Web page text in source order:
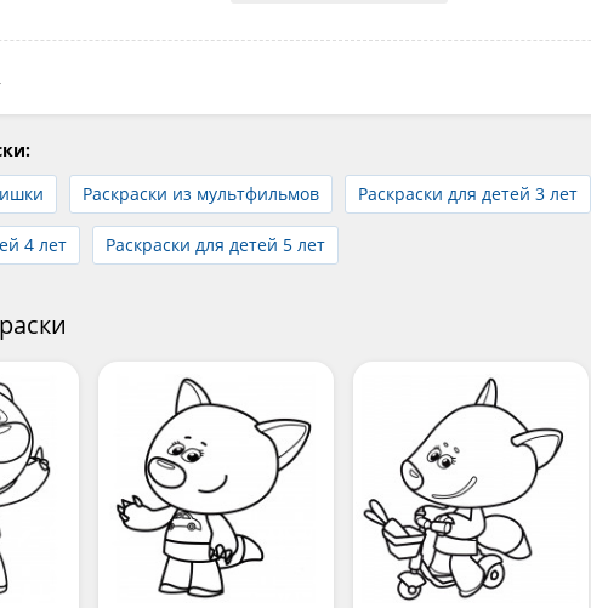
Раскраски из мультфильмов Раскраски для детей 3 лет
4 лет Раскраски для детей 5 лет